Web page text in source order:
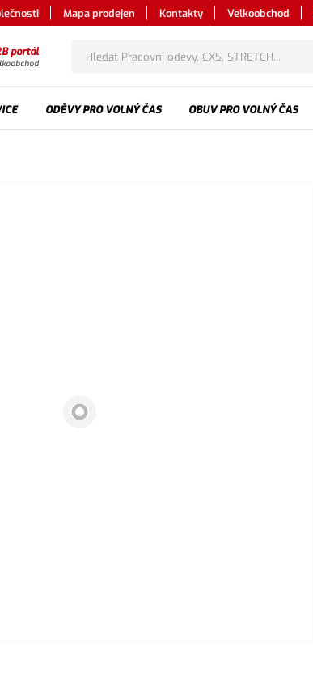
Mapa prodejen Kontakty Velkoobchod
portál
ODĚVY PRO VOLNÝ ČAS OBUV PRO VOLNÝ ČAS